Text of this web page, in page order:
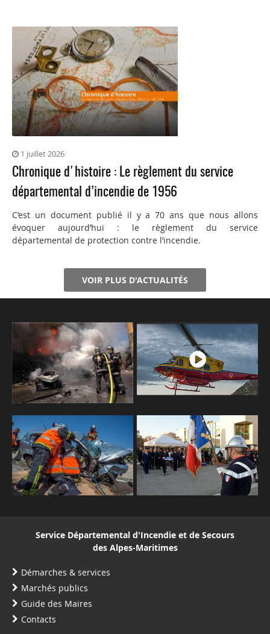
1 juillet 2026
Chronique d'histoire : Le règlement du service
départemental d’incendie de 1956
C’est un document publié il y a 70 ans que nous allons
évoquer aujourd’hui : le règlement du service
départemental de protection contre l’incendie.
VOIR PLUS D'ACTUALITÉS
Service Départemental d'Incendie et de Secours
des Alpes-Maritimes
Démarches & services
Marchés publics
Guide des Maires
Contacts